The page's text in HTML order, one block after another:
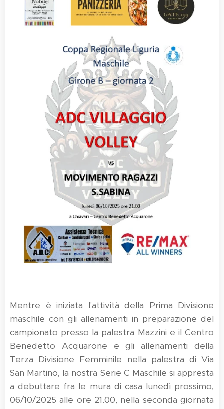
Mentre è iniziata l'attività della Prima Divisione
maschile con gli allenamenti in preparazione del
campionato presso la palestra Mazzini e il Centro
Benedetto Acquarone e gli allenamenti della
Terza Divisione Femminile nella palestra di Via
San Martino, la nostra Serie C Maschile si appresta
a debuttare fra le mura di casa lunedì prossimo,
06/10/2025 alle ore 21.00, nella seconda giornata